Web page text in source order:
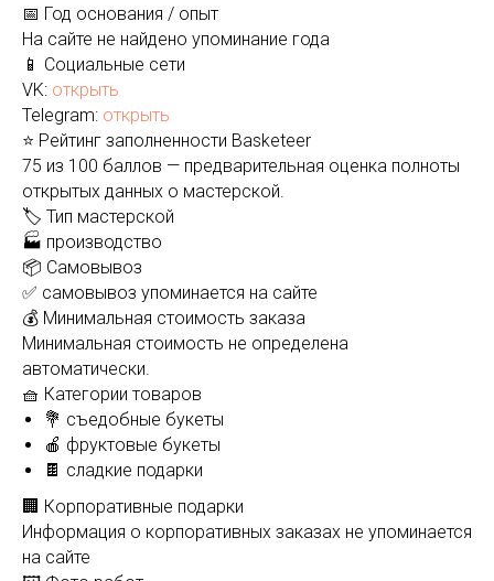
📅 Год основания / опыт
На сайте не найдено упоминание года
📱 Социальные сети
VK: открыть
Telegram: открыть
⭐ Рейтинг заполненности Basketeer
75 из 100 баллов — предварительная оценка полноты
открытых данных о мастерской.
🏷️ Тип мастерской
🏭 производство
📦 Самовывоз
✅ самовывоз упоминается на сайте
💰 Минимальная стоимость заказа
Минимальная стоимость не определена
автоматически.
🧺 Категории товаров
💐 съедобные букеты
🍎 фруктовые букеты
🍫 сладкие подарки
🏢 Корпоративные подарки
Информация о корпоративных заказах не упоминается
на сайте